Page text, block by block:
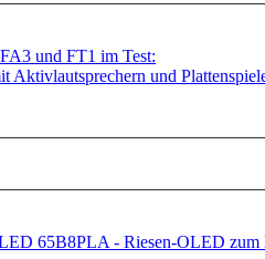
und FT1 im Test:
Aktivlautsprechern und
65B8PLA - Riesen-OLED zum